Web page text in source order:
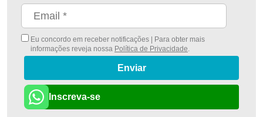
Eu concordo em receber notificações | Para obter mais
informações reveja nossa Política de Privacidade.
Enviar
Inscreva-se